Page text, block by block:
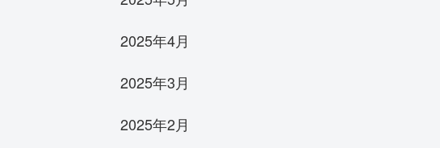
2025年4月
2025年3月
2025年2月